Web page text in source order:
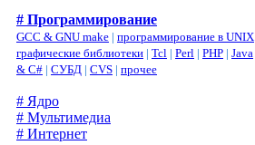
# Программирование
GCC & GNU make | программирование в UNIX
графические библиотеки | Tcl | Perl | PHP | Java
& C# | СУБД | CVS | прочее
# Ядро
# Мультимедиа
# Интернет